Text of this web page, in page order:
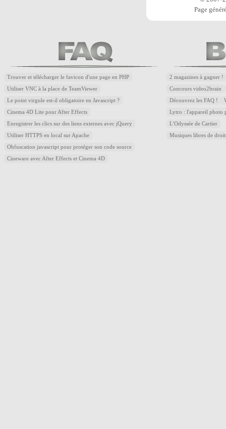
Page
Trouver et télécharger le favicon d'une page en PHP
Utiliser VNC à la place de TeamViewer
Le point virgule est-il obligatoire en Javascript ?
Cinema 4D Lite pour After Effects
Enregistrer les clics sur des liens externes avec jQuery
Utiliser HTTPS en local sur Apache
Obfuscation javascript pour protéger son code source
Cineware avec After Effects et Cinema 4D
2 magazines à gagner !
Concours video2brain
Découvrez les FAQ !
Lytro : l'appareil photo
L'Odyssée de Cartier
Musiques libres de